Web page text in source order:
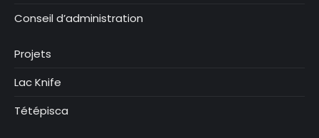
Conseil d’administration
Projets
Lac Knife
Tétépisca